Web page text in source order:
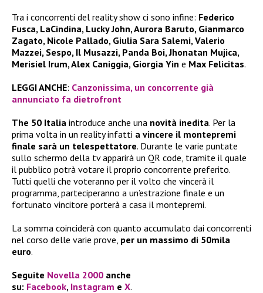
Tra i concorrenti del reality show ci sono infine: Federico
Fusca, LaCindina, Lucky John, Aurora Baruto, Gianmarco
Zagato, Nicole Pallado, Giulia Sara Salemi, Valerio
Mazzei, Sespo, Il Musazzi, Panda Boi, Jhonatan Mujica,
Merisiel Irum, Alex Caniggia, Giorgia Yin e Max Felicitas.
LEGGI ANCHE: Canzonissima, un concorrente già
annunciato fa dietrofront
The 50 Italia introduce anche una novità inedita. Per la
prima volta in un reality infatti a vincere il montepremi
finale sarà un telespettatore. Durante le varie puntate
sullo schermo della tv apparirà un QR code, tramite il quale
il pubblico potrà votare il proprio concorrente preferito.
Tutti quelli che voteranno per il volto che vincerà il
programma, parteciperanno a un’estrazione finale e un
fortunato vincitore porterà a casa il montepremi.
La somma coinciderà con quanto accumulato dai concorrenti
nel corso delle varie prove, per un massimo di 50mila
euro.
Seguite Novella 2000 anche
su: Facebook, Instagram e X.